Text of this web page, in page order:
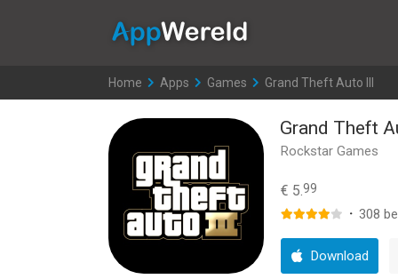
Home >
Apps >
Games >
Grand Theft Auto III
Grand Theft
Rockstar Games
€ 5.99
· 308
Download